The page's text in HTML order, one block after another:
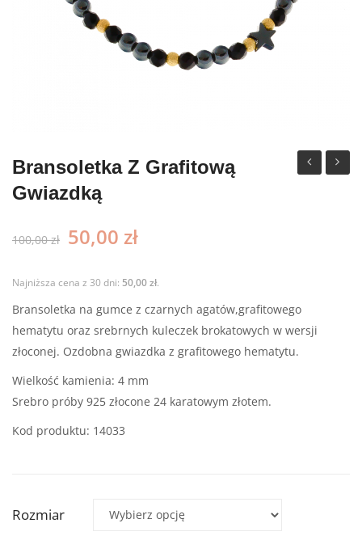
Bransoletka Z Grafitową
Gwiazdką
100,00zł 50,00 zł
Najniższa cena z 30 dni: 50,00zł.
Bransoletka na gumce z czarnych agatów,grafitowego
hematytu oraz srebrnych kuleczek brokatowych w wersji
złoconej. Ozdobna gwiazdka z grafitowego hematytu.
Wielkość kamienia: 4 mm
Srebro próby 925 złocone 24 karatowym złotem.
Kod produktu: 14033
Rozmiar